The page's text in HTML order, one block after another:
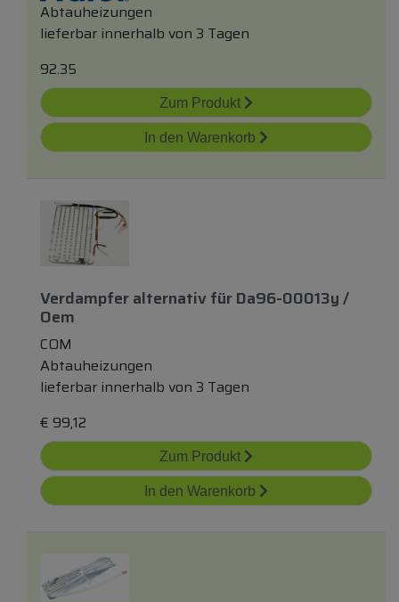
Abtauheizungen
lieferbar innerhalb von 3 Tagen
92.35
Zum Produkt
In den Warenkorb
Verdampferalternativ fürDa96-00013y /
Oem
COM
Abtauheizungen
lieferbar innerhalb von 3 Tagen
€ 99,12
Zum Produkt
In den Warenkorb